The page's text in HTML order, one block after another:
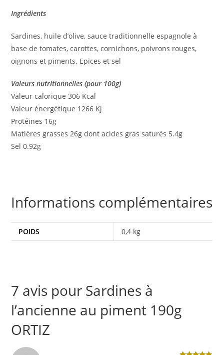
Ingrédients
Sardines, huile d’olive, sauce traditionnelle espagnole à
base de tomates, carottes, cornichons, poivrons rouges,
oignons et piments. Epices et sel
Valeurs nutritionnelles (pour 100g)
Valeur calorique 306 Kcal
Valeur énergétique 1266 Kj
Protéines 16g
Matières grasses 26g dont acides gras saturés 5.4g
Sel 0.92g
Informations complémentaires
POIDS 0,4 kg
7 avis pour Sardines à
l’ancienne au piment 190g
ORTIZ